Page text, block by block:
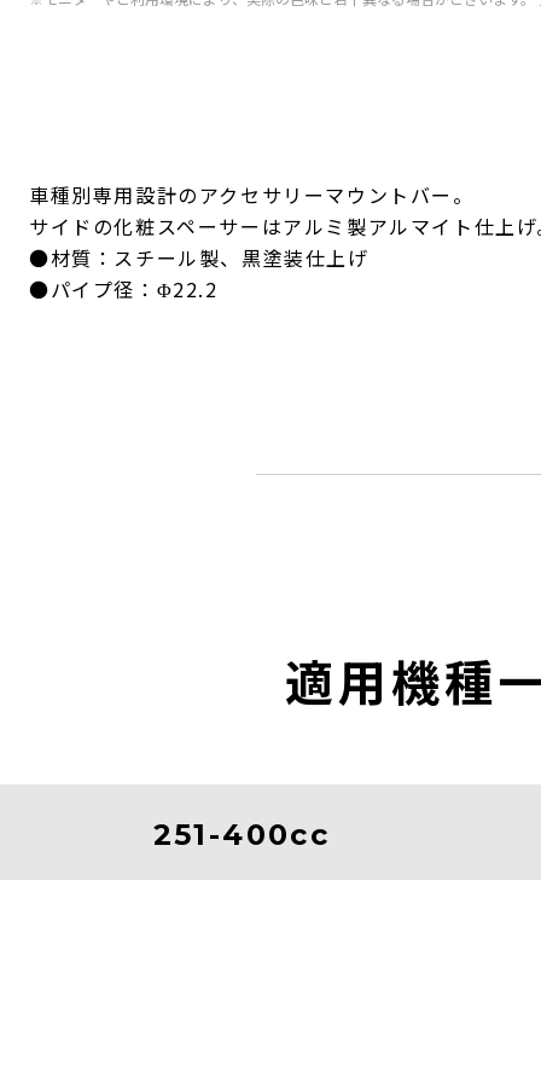
車種別専用設計のアクセサリーマウントバー。
サイドの化粧スペーサーはアルミ製アルマイト仕上
●材質：スチール製、黒塗装仕上げ
●パイプ径：Φ22.2
適用機種
251-400cc